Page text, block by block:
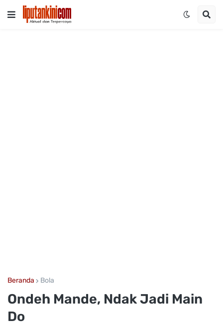
Beranda Bola
Ondeh Mande, Ndak Jadi Main
Do